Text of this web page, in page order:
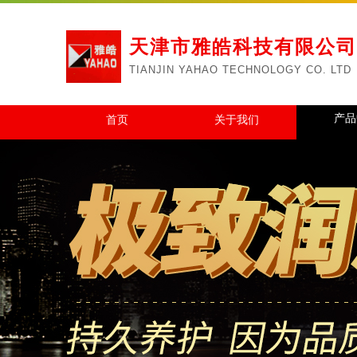
TIANJIN YAHAO TECHNOLOGY CO. LTD
天津市雅皓科技有限公司
首页 关于我们 产